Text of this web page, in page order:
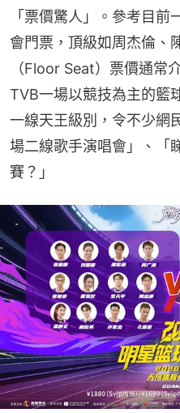
「票價驚人」。參考目
會門票，頂級如周杰倫、
（Floor Seat）票價通常
TVB一場以競技為主的籃
一線天王級別，令不少網
場二線歌手演唱會」、「
賽？」